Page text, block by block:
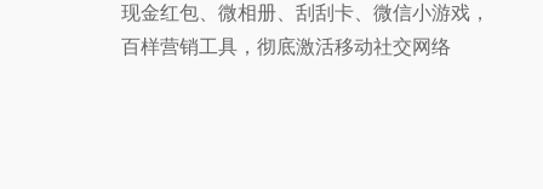
现金红包、微相册、刮刮卡、微信小游戏，
百样营销工具，彻底激活移动社交网络